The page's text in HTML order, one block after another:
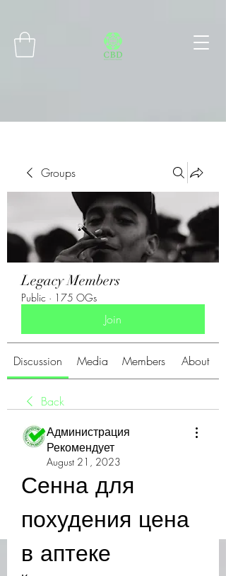
Groups
Legacy Members
Public · 175 OGs
Join
Discussion Media Members About
Back
Администрация
Рекомендует
August 21, 2023
Сенна для
похудения цена
в аптеке